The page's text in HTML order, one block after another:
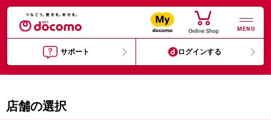
MENU
サポート ログインする
店舗の選択